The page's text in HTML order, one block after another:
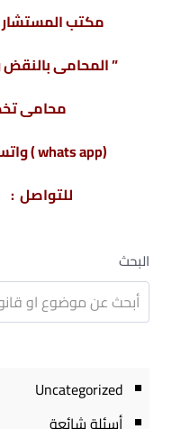
مكتب
” المحامى بالنقض
محامى
(whats app ) واتس أب : 201220615243+
للتواصل :
البحث
Uncategorized
أسئلة شائعة